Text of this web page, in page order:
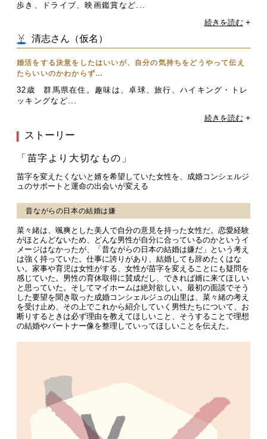
歩き、ドライブ、映画鑑賞など...
続きを読む +
清志さん（仮名）
婚活をする決意をしたはいいが、自分の気持ちをどうやって伝え
たらいいのかわからず…
32歳 群馬県在住。趣味は、卓球、旅行、ハイキング・トレ
ッキングなど...
続きを読む +
ストーリー
「苗字より大切なもの」
苗字を変えたくないと婿を希望していた女性を、成婚コンシェルジ
ュのサポートと運命の出会いが変える
昔ながらの日本の結婚は嫌
菜々緒は、颯爽とした美人で自分の意見を持った女性だ。恋愛経験
がほとんどないため、どんな男性が自分に合っているのかというイ
メージはなかったが、「昔ながらの日本の結婚は嫌だ」という考え
は強く持っていた。仕事に誇りがあり、結婚しても辞めたくはな
い。家事や育児は女性がする、女性が苗字を変えることにも疑問を
感じていた。男性の育休取得に賛成だし、できれば婿に来てほしい
と思っていた。そしてマイホームは絶対欲しい。最初の面談でそう
した要望を聞き取った成婚コンシェルジュの山里は、菜々緒の考え
を受け止め、その上でこれから紹介していく男性たちについて、お
断りするときは必ず理由を教えてほしいこと、そうすることで理想
の結婚やパートナー像を整理していってほしいことを伝えた。